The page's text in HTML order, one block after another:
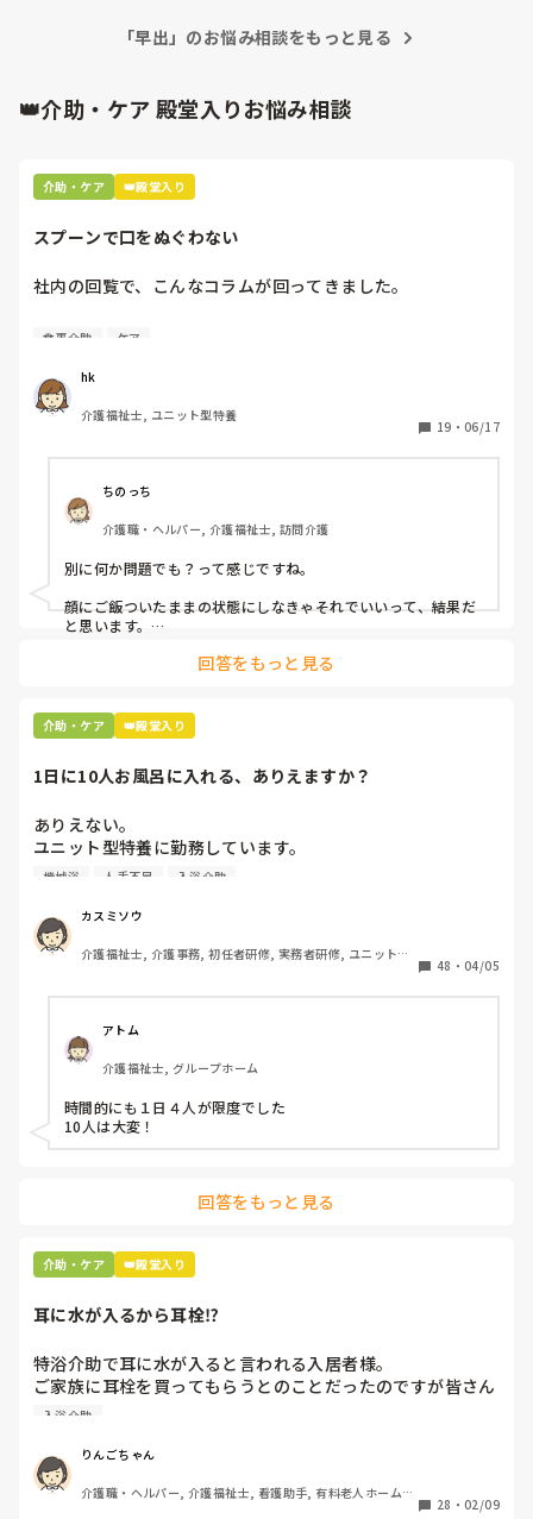
人が二人いて、最近分かりましたがここは、看取りもあるの
片道17キロかけて毎日のように定時におわらず30分から60
ケアハウスの仕事は、こんなに大変と知りませんでした。
事務長からは、転職サイトさんにお金払ってるのだからとた
っぷり嫌みを言われました。
ようは、事故や転倒させなければみんなやり方が違うからい
きできると幸いです。
ことは、言いました
報告書は反省文ではないので事実確認が出来ないことを事実の
耳を傾けなければいけませんし、訴えの内容が虚偽であったと
してもＮさんはこういう訴えがありましたよっていう全体への
「早出」のお悩み相談をもっと見る
👑介助・ケア 殿堂入りお悩み相談
介助・ケア 👑殿堂入り
スプーンで口をぬぐわない
社内の回覧で、こんなコラムが回ってきました。
[スプーンで口をぬぐわない]
自分やっちゃってるなと思いました。
皆さんはどうですか⁇
食事介助 ケア
hk
介護福祉士, ユニット型特養
19 ・ 06/17
ちのっち
介護職・ヘルパー, 介護福祉士, 訪問介護
別に何か問題でも？って感じですね。
顔にご飯ついたままの状態にしなきゃそれでいいって、結果だ
と思います。
私お風呂専属でバイトしてるんですけど、お風呂の時に顔にカ
あーやってくれなかったんだなって。スプーンでぬぐったりそ
んなことすら、やらないのかね、酷いスタッフとか思いなが
回答をもっと見る
介助・ケア 👑殿堂入り
1日に10人お風呂に入れる、ありえますか？
ありえない。
ユニット型特養に勤務しています。
人手不足で入浴のない日があるため、今度1日に10人入れて
午前中に5人、午後から1人助っ人つけるので5人入れて下さ
いとのことです。
ここはほぼ全員寝たきりの方ですよ。ありえますか？
機械浴 人手不足 入浴介助
カスミソウ
介護福祉士, 介護事務, 初任者研修, 実務者研修, ユニット型
48 ・ 04/05
アトム
介護福祉士, グループホーム
時間的にも１日４人が限度でした
10人は大変！
回答をもっと見る
介助・ケア 👑殿堂入り
耳に水が入るから耳栓⁉︎
特浴介助で耳に水が入ると言われる入居者様。
ご家族に耳栓を買ってもらうとのことだったのですが皆さん
どう思われますか？
思ったのですがパートなためあまり強く言えず…
また洗髪後どうやら耳を拭いてない様子。あとから耳を拭い
て欲しいと言われて拭くととても汚いのですが、耳栓よりも
入浴介助
りんごちゃん
介護職・ヘルパー, 介護福祉士, 看護助手, 有料老人ホーム,
28 ・ 02/09